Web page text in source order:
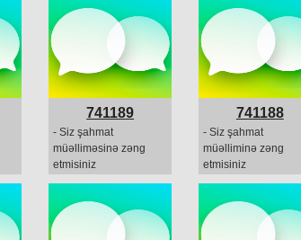
741189
- Siz şahmat
müəlliməsinə zəng
etmisiniz
741188
- Siz şahmat
müəlliminə zəng
etmisiniz